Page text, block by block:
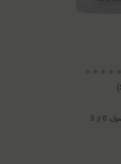
0 از 5